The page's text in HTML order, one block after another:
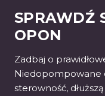
SPRAWDŹ
OPON
Zadbaj o
Niedopompowane
sterowność,